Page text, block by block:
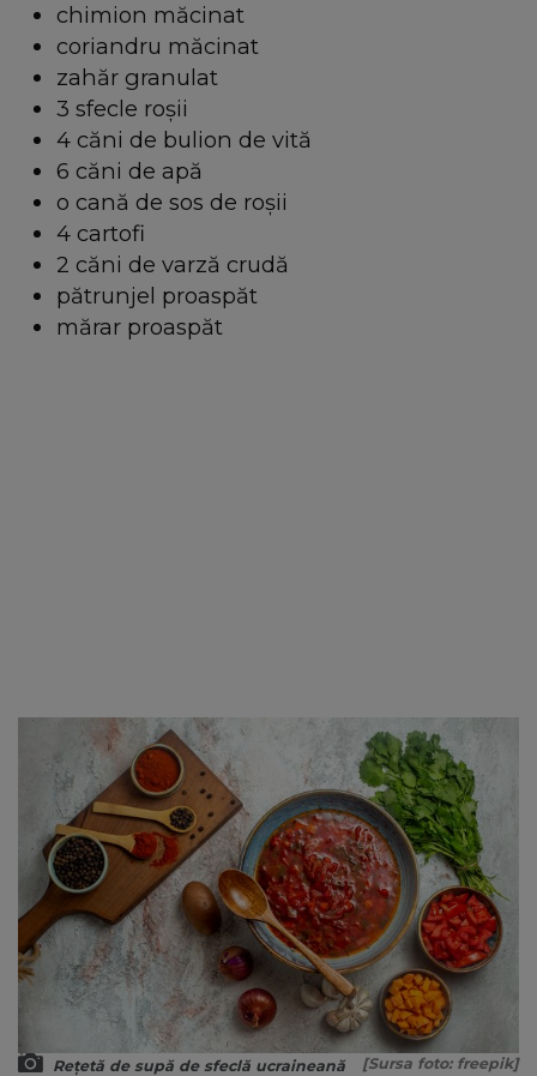
chimion măcinat
coriandru măcinat
zahăr granulat
3 sfecle roșii
4 căni de bulion de vită
6 căni de apă
o cană de sos de roșii
4 cartofi
2 căni de varză crudă
pătrunjel proaspăt
mărar proaspăt
Rețetă de supă de sfeclă ucraineană [Sursa foto: freepik]